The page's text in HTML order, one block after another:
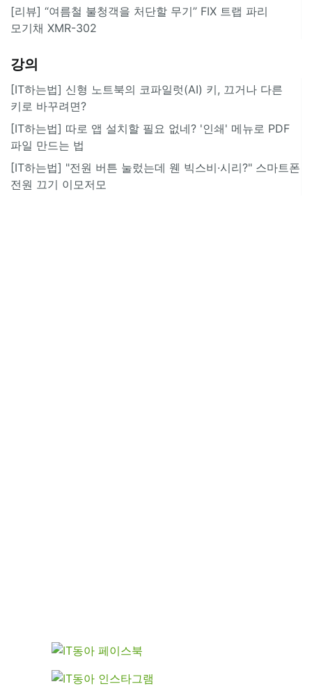
[리뷰] “여름철 불청객을 처단할 무기” FIX 트랩 파리
모기채 XMR-302
강의
[IT하는법] 신형 노트북의 코파일럿(AI) 키, 끄거나 다른
키로 바꾸려면?
[IT하는법] 따로 앱 설치할 필요 없네? '인쇄' 메뉴로 PDF
파일 만드는 법
[IT하는법] "전원 버튼 눌렀는데 웬 빅스비·시리?" 스마트폰
전원 끄기 이모저모